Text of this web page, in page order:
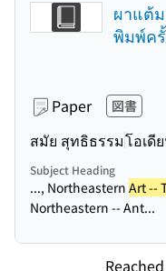
ผาแต้
พิมพ์ค
Paper 図書
สมัย สุทธิธรรมโอเดี
Subject Heading
..., Northeastern Art --
Northeastern -- Ant...